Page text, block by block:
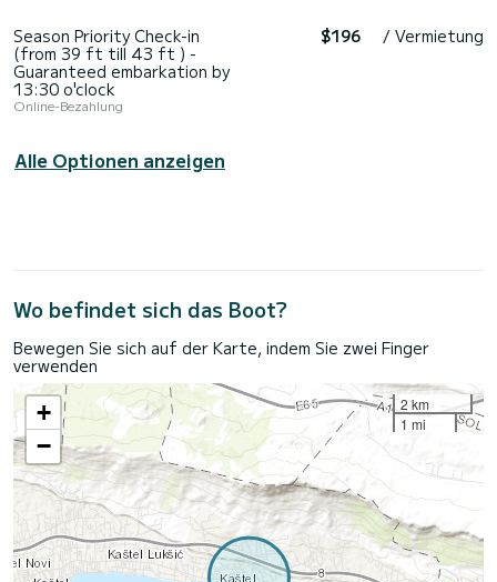
Season Priority Check-in
(from 39 ft till 43 ft ) -
Guaranteed embarkation by
13:30 o'clock
Online-Bezahlung
$196 / Vermietung
Alle Optionen anzeigen
Wo befindet sich das Boot?
Bewegen Sie sich auf der Karte, indem Sie zwei Finger
verwenden
+
−
2 km
1 mi